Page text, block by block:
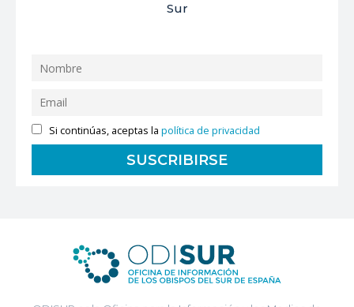
Sur
Si continúas, aceptas lapolítica de privacidad